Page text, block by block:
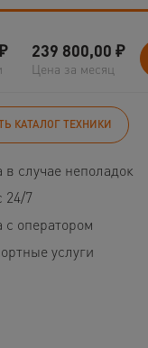
239 800,00 ₽
Цена за месяц
КАТАЛОГ ТЕХНИКИ
в случае неполадок
24/7
с оператором
услуги